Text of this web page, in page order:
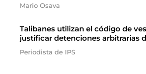
Mario Osava
Talibanes utilizan el código de
justificar detenciones arbitrarias
Periodista de IPS